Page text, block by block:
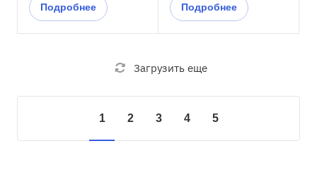
Подробнее Подробнее
Загрузить еще
1 2 3 4 5